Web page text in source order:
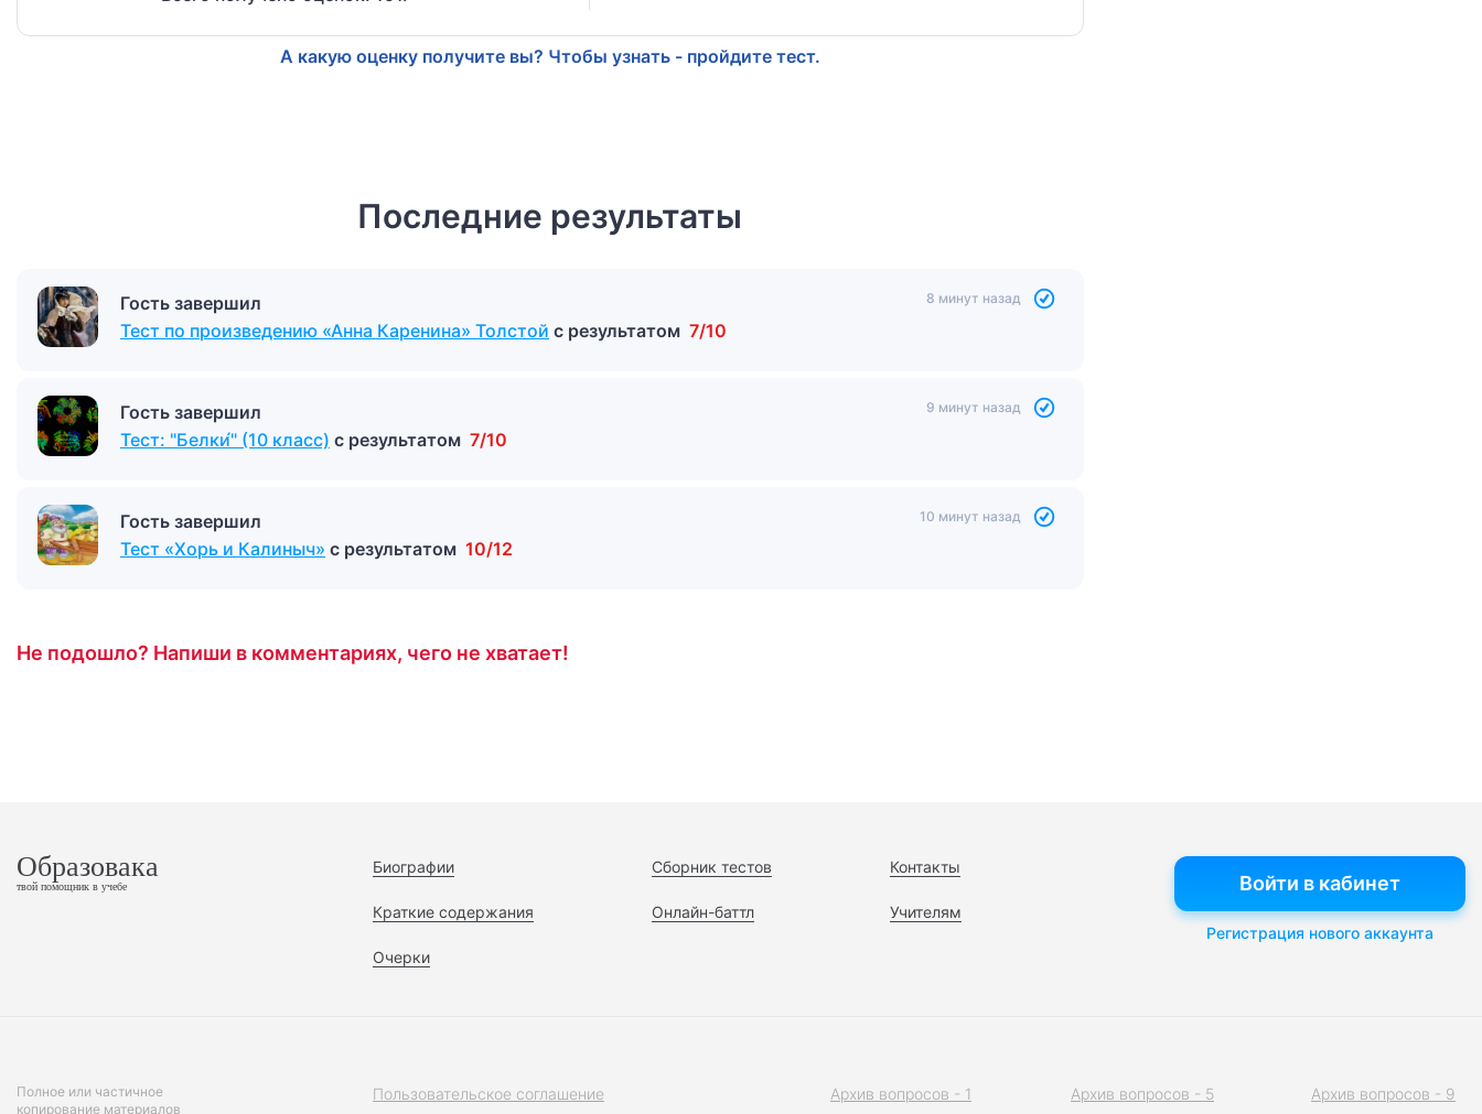
А какую оценку получите вы? Чтобы узнать - пройдите тест.
Последние результаты
Гость завершил
Тест по произведению «Анна Каренина» Толстой с результатом 7/10
8 минут назад
Гость завершил
Тест: "Белки́" (10 класс) с результатом 7/10
9 минут назад
Гость завершил
Тест «Хорь и Калиныч» с результатом 10/12
10 минут назад
Не подошло? Напиши в комментариях, чего не хватает!
Образовака
твой помощник в учебе
Биографии
Краткие содержания
Очерки
Сборник тестов
Онлайн-баттл
Контакты
Учителям
Войти в кабинет
Регистрация нового аккаунта
Полное или частичное
копирование материалов
Пользовательское соглашение Архив вопросов - 1 Архив вопросов - 5 Архив вопросов - 9